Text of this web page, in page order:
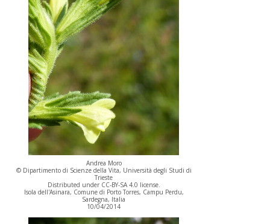
Andrea Moro
© Dipartimento di Scienze della Vita, Università degli Studi di
Trieste
Distributed under CC-BY-SA 4.0 license.
Isola dell'Asinara, Comune di Porto Torres, Campu Perdu,
Sardegna, Italia
10/04/2014